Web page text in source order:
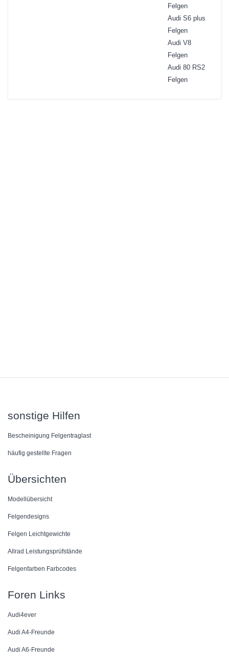
Felgen
Audi S6 plus
Felgen
Audi V8
Felgen
Audi 80 RS2
Felgen
sonstige Hilfen
Bescheinigung Felgentraglast
häufig gestellte Fragen
Übersichten
Modellübersicht
Felgendesigns
Felgen Leichtgewichte
Allrad Leistungsprüfstände
Felgenfarben Farbcodes
Foren Links
Audi4ever
Audi A4-Freunde
Audi A6-Freunde